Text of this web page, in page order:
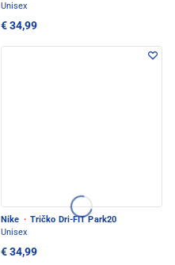
Unisex
€ 34,99
Nike · Tričko Dri-FIT Park20
Unisex
€ 34,99